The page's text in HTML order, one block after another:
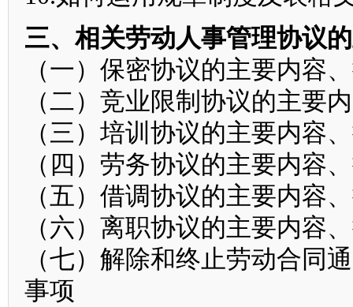
三、相关劳动人事管理协议
（一）保密协议的主要内容
（二）竞业限制协议的主要
（三）培训协议的主要内容
（四）劳务协议的主要内容
（五）借调协议的主要内容
（六）离职协议的主要内容
（七）解除和终止劳动合同
事项